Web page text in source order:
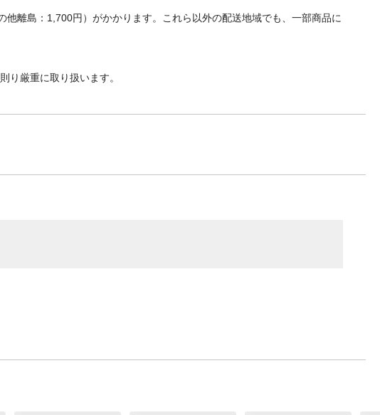
離島：1,700円）がかかります。これら以外の配送地域でも、一部商品に
り厳重に取り扱います。